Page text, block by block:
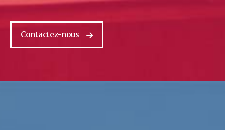
Contactez-nous